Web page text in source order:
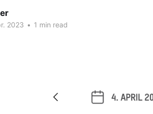
2023 • 1 min read